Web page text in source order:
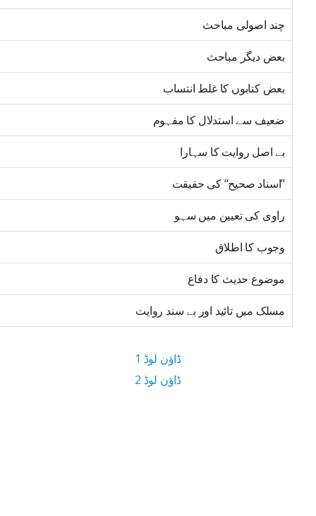
چند اصولی مباحث
بعض دیگر مباحث
بعض کتابوں کا غلط انتساب
ضعیف سے استدلال کا مفہوم
بے اصل روایت کا سہارا
’’اسناد صحیح‘‘ کی حقیقت
راوی کی تعیین میں سہو
وجوب کا اطلاق
موضوع حدیث کا دفاع
مسلک میں تائید اور بے سند روایت
ڈاؤن لوڈ 1
ڈاؤن لوڈ 2